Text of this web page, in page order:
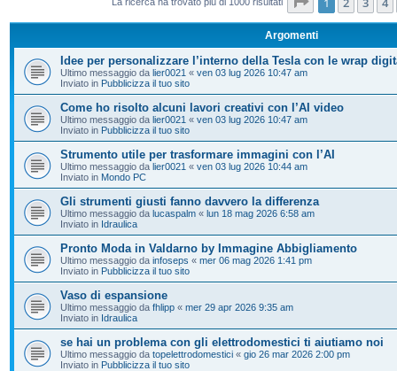
Argomenti
Idee per personalizzare l’interno della Tesla con le wrap
Ultimo messaggio da lier0021 « ven 03 lug 2026 10:47 am
Inviato in Pubblicizza il tuo sito
Come ho risolto alcuni lavori creativi con l’AI video
Ultimo messaggio da lier0021 « ven 03 lug 2026 10:47 am
Inviato in Pubblicizza il tuo sito
Strumento utile per trasformare immagini con l’AI
Ultimo messaggio da lier0021 « ven 03 lug 2026 10:44 am
Inviato in Mondo PC
Gli strumenti giusti fanno davvero la differenza
Ultimo messaggio da lucaspalm « lun 18 mag 2026 6:58 am
Inviato in Idraulica
Pronto Moda in Valdarno by Immagine Abbigliamento
Ultimo messaggio da infoseps « mer 06 mag 2026 1:41 pm
Inviato in Pubblicizza il tuo sito
Vaso di espansione
Ultimo messaggio da fhlipp « mer 29 apr 2026 9:35 am
Inviato in Idraulica
se hai un problema con gli elettrodomestici ti aiutiamo noi
Ultimo messaggio da topelettrodomestici « gio 26 mar 2026 2:00 pm
Inviato in Pubblicizza il tuo sito